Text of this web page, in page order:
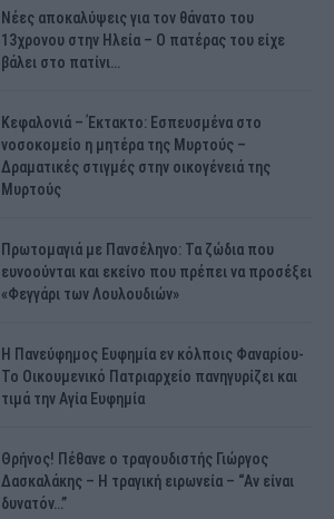
Νέες αποκαλύψεις για τον θάνατο του
13χρονου στην Ηλεία – Ο πατέρας του είχε
βάλει στο πατίνι…
Κεφαλονιά – Έκτακτο: Εσπευσμένα στο
νοσοκομείο η μητέρα της Μυρτούς –
Δραματικές στιγμές στην οικογένειά της
Μυρτούς
Πρωτομαγιά με Πανσέληνο: Τα ζώδια που
ευνοούνται και εκείνο που πρέπει να προσέξει
«Φεγγάρι των Λουλουδιών»
H Πανεύφημος Ευφημία εν κόλποις Φαναρίου-
Το Οικουμενικό Πατριαρχείο πανηγυρίζει και
τιμά την Αγία Ευφημία
Θρήνος! Πέθανε ο τραγουδιστής Γιώργος
Δασκαλάκης – Η τραγική ειρωνεία – “Αν είναι
δυνατόν…”